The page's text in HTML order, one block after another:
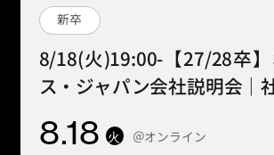
新卒
8/18(火)19:00-【27/28卒
ス・ジャパン会社説明会｜
8.18 火 ＠オンライン